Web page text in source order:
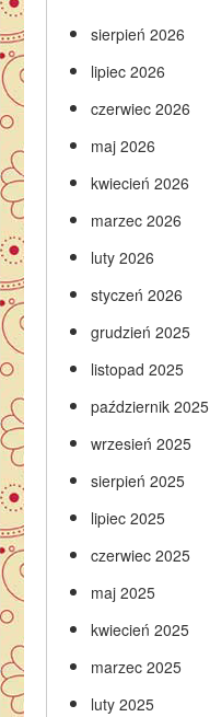
sierpień 2026
lipiec 2026
czerwiec 2026
maj 2026
kwiecień 2026
marzec 2026
luty 2026
styczeń 2026
grudzień 2025
listopad 2025
październik 2025
wrzesień 2025
sierpień 2025
lipiec 2025
czerwiec 2025
maj 2025
kwiecień 2025
marzec 2025
luty 2025